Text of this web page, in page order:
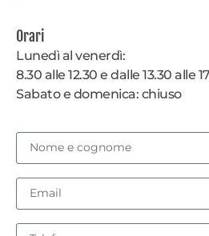
Orari
Lunedì al venerdì:
8.30 alle 12.30 e dalle 13.30 alle
Sabato e domenica: chiuso